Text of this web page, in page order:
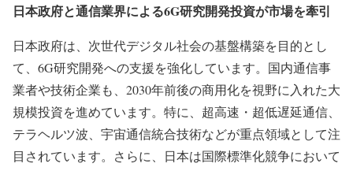
日本政府と通信業界による6G研究開発投資が市場を牽引
日本政府は、次世代デジタル社会の基盤構築を目的とし
て、6G研究開発への支援を強化しています。国内通信事
業者や技術企業も、2030年前後の商用化を視野に入れた大
規模投資を進めています。特に、超高速・超低遅延通信、
テラヘルツ波、宇宙通信統合技術などが重点領域として注
目されています。さらに、日本は国際標準化競争において